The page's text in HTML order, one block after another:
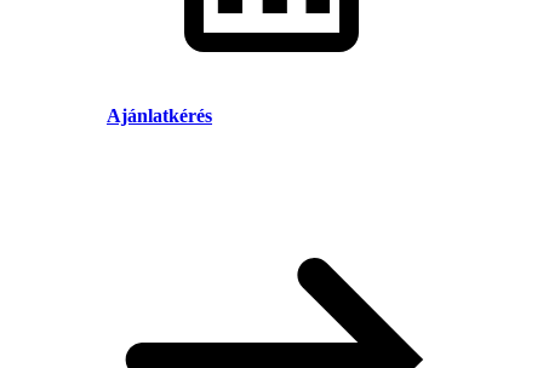
Ajánlatkérés